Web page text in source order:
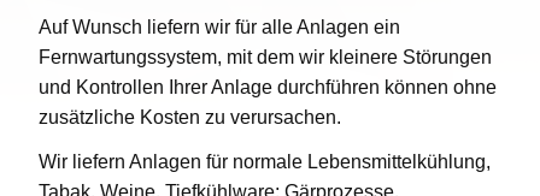
Auf Wunsch liefern wir für alle Anlagen ein
Fernwartungssystem, mit dem wir kleinere Störungen
und Kontrollen Ihrer Anlage durchführen können ohne
zusätzliche Kosten zu verursachen.
Wir liefern Anlagen für normale Lebensmittelkühlung,
Tabak, Weine, Tiefkühlware; Gärprozesse,